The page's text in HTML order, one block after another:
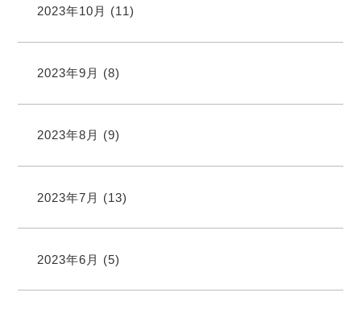
2023年10月 (11)
2023年9月 (8)
2023年8月 (9)
2023年7月 (13)
2023年6月 (5)